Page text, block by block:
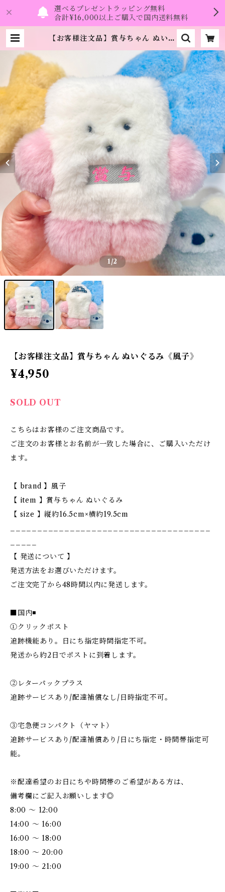
選べるプレゼントラッピング無料
合計¥16,000以上ご購入で国内送料無料
【お客様注文品】賞与ちゃん ぬいぐ
1/2
【お客様注文品】賞与ちゃん ぬいぐるみ《風子》
¥4,950
SOLD OUT
こちらはお客様のご注文商品です。
ご注文のお客様とお名前が一致した場合に、ご購入いただけ
ます。
【 brand 】風子
【 item 】賞与ちゃん ぬいぐるみ
【 size 】縦約16.5cm×横約19.5cm
【 発送について 】
発送方法をお選びいただけます。
ご注文完了から48時間以内に発送します。
■国内◾️
①クリックポスト
追跡機能あり。日にち指定時間指定不可。
発送から約2日でポストに到着します。
②レターパックプラス
追跡サービスあり/配達補償なし/日時指定不可。
③宅急便コンパクト（ヤマト）
追跡サービスあり/配達補償あり/日にち指定・時間帯指定可
能。
※配達希望のお日にちや時間帯のご希望がある方は、
備考欄にご記入お願いします◎
8:00 ～ 12:00
14:00 ～ 16:00
16:00 ～ 18:00
18:00 ～ 20:00
19:00 ～ 21:00